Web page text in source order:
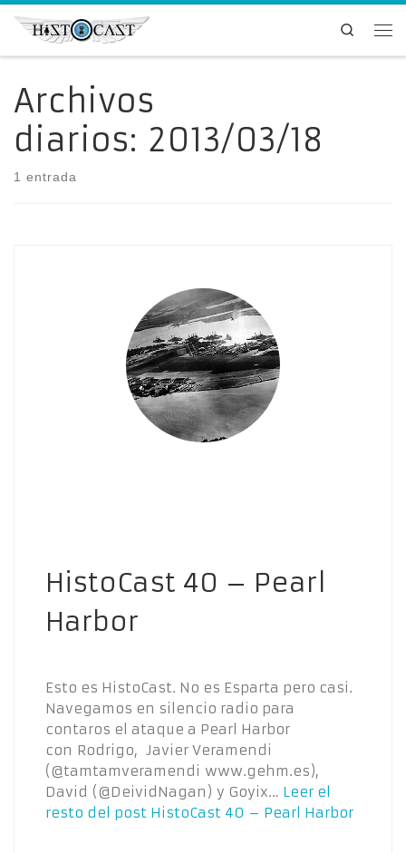
Saltar al contenido
Search
Archivos
diarios: 2013/03/18
1 entrada
HistoCast 40 – Pearl
Harbor
Esto es HistoCast. No es Esparta pero casi.
Navegamos en silencio radio para
contaros el ataque a Pearl Harbor
con Rodrigo, Javier Veramendi
(@tamtamveramendi www.gehm.es),
David (@DeividNagan) y Goyix… Leer el
resto del post HistoCast 40 – Pearl Harbor